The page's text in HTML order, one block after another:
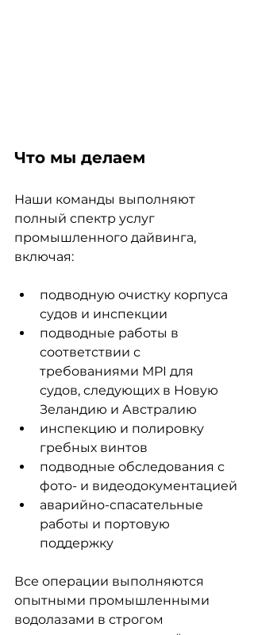
Что мы делаем
Наши команды выполняют
полный спектр услуг
промышленного дайвинга,
включая:
подводную очистку корпуса
судов и инспекции
подводные работы в
соответствии с
требованиями MPI для
судов, следующих в Новую
Зеландию и Австралию
инспекцию и полировку
гребных винтов
подводные обследования с
фото- и видеодокументацией
аварийно-спасательные
работы и портовую
поддержку
Все операции выполняются
опытными промышленными
водолазами в строгом